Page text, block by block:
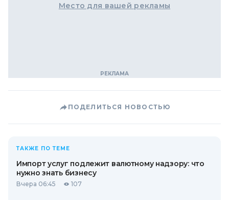
Место для вашей рекламы
ПОДЕЛИТЬСЯ НОВОСТЬЮ
ТАКЖЕ ПО ТЕМЕ
Импорт услуг подлежит валютному надзору: что
нужно знать бизнесу
Вчера 06:45 107